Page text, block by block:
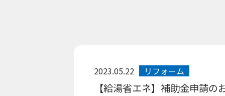
2023.05.22 リフォーム
【給湯省エネ】補助金申請の